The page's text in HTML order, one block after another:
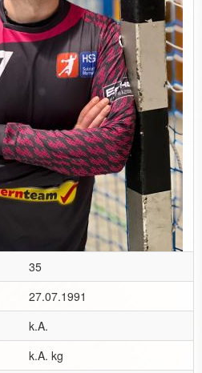
35
27.07.1991
k.A.
k.A. kg